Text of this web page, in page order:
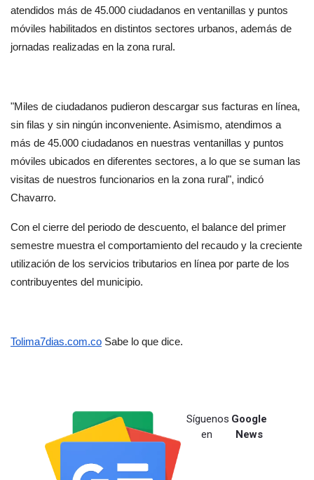
atendidos más de 45.000 ciudadanos en ventanillas y puntos
móviles habilitados en distintos sectores urbanos, además de
jornadas realizadas en la zona rural.
"Miles de ciudadanos pudieron descargar sus facturas en línea,
sin filas y sin ningún inconveniente. Asimismo, atendimos a
más de 45.000 ciudadanos en nuestras ventanillas y puntos
móviles ubicados en diferentes sectores, a lo que se suman las
visitas de nuestros funcionarios en la zona rural", indicó
Chavarro.
Con el cierre del periodo de descuento, el balance del primer
semestre muestra el comportamiento del recaudo y la creciente
utilización de los servicios tributarios en línea por parte de los
contribuyentes del municipio.
Tolima7dias.com.co Sabe lo que dice.
Síguenos
en
Google
News